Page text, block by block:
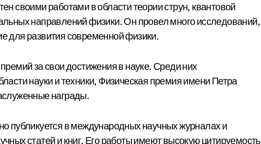
своими работами в области теории струн, квантовой
направлений физики. Он провел много исследований,
для развития современной физики.
за свои достижения в науке. Среди них
науки и техники, Физическая премия имени Петра
награды.
публикуется в международных научных журналах и
статей и книг. Его работы имеют высокую цитируемость